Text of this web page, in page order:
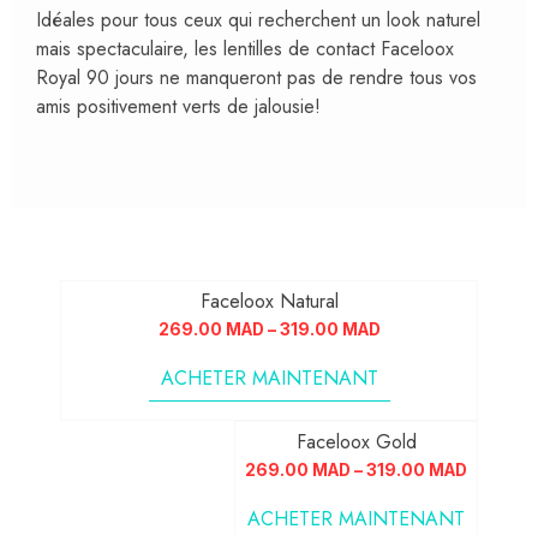
Idéales pour tous ceux qui recherchent un look naturel
mais spectaculaire, les lentilles de contact Faceloox
Royal 90 jours ne manqueront pas de rendre tous vos
amis positivement verts de jalousie!
Faceloox Natural
269.00 MAD –319.00 MAD
ACHETER MAINTENANT
Faceloox Gold
269.00 MAD –319.00 MAD
ACHETER MAINTENANT